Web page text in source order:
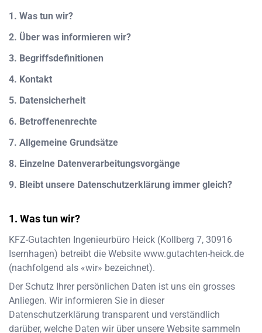
1. Was tun wir?
2. Über was informieren wir?
3. Begriffsdefinitionen
4. Kontakt
5. Datensicherheit
6. Betroffenenrechte
7. Allgemeine Grundsätze
8. Einzelne Datenverarbeitungsvorgänge
9. Bleibt unsere Datenschutzerklärung immer gleich?
Was tun wir?
KFZ-Gutachten Ingenieurbüro Heick (Kollberg 7, 30916
Isernhagen) betreibt die Website www.gutachten-heick.de
(nachfolgend als «wir» bezeichnet).
Der Schutz Ihrer persönlichen Daten ist uns ein grosses
Anliegen. Wir informieren Sie in dieser
Datenschutzerklärung transparent und verständlich
darüber, welche Daten wir über unsere Website sammeln